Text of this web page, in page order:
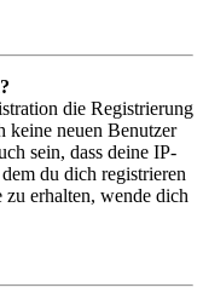
die Registrierung
keine neuen Benutzer
sein, dass deine IP-
du dich registrieren
erhalten, wende dich